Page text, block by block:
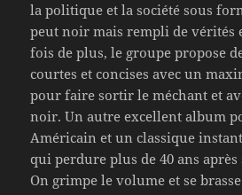
la politique et la société sous
peut noir mais rempli de vérités
fois de plus, le groupe propose
courtes et concises avec un
pour faire sortir le méchant et
noir. Un autre excellent album
Américain et un classique
qui perdure plus de 40 ans
On grimpe le volume et se